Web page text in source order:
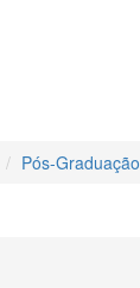
Pós-Graduação